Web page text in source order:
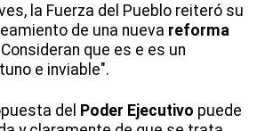
la Fuerza del Pueblo reiteró su
de una nueva reforma
Consideran que es e es un
e inviable".
del Poder Ejecutivo puede